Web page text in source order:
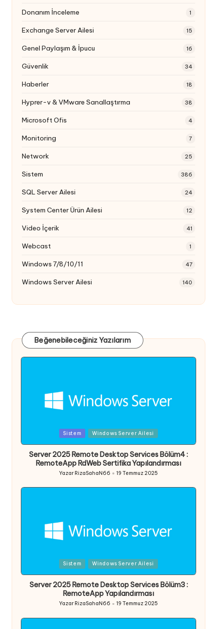
Donanım İnceleme 1
Exchange Server Ailesi 15
Genel Paylaşım & İpucu 16
Güvenlik 34
Haberler 18
Hyprer-v & VMware Sanallaştırma 38
Microsoft Ofis 4
Monitoring 7
Network 25
Sistem 386
SQL Server Ailesi 24
System Center Ürün Ailesi 12
Video İçerik 41
Webcast 1
Windows 7/8/10/11 47
Windows Server Ailesi 140
Beğenebileceğiniz Yazılarım
in
Sistem Windows Server Ailesi
Server 2025 Remote Desktop Services Bölüm4 :
RemoteApp RdWeb Sertifika Yapılandırması
Posted
by
Yazar RizaSahaN66 19 Temmuz 2025
in
Sistem Windows Server Ailesi
Server 2025 Remote Desktop Services Bölüm3 :
RemoteApp Yapılandırması
Yazar RizaSahaN66 19 Temmuz 2025